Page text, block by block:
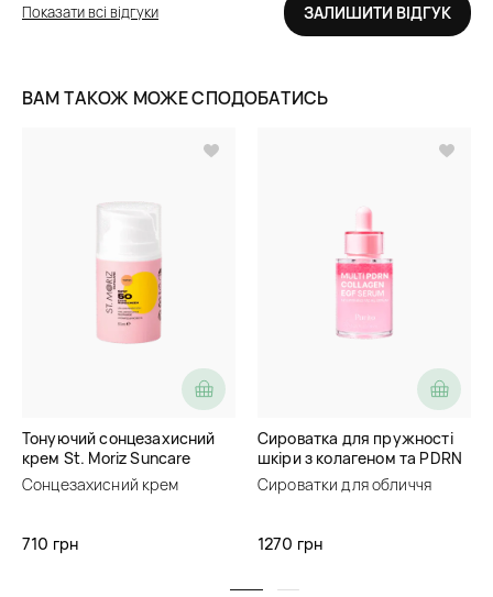
Показати всі відгуки ЗАЛИШИТИ ВІДГУК
ВАМ ТАКОЖ МОЖЕ СПОДОБАТИСЬ
Тонуючий сонцезахисний
крем St. Moriz Suncare
SPF50 Tinded Face
Sunscreen
Сонцезахисний крем
710 грн
Сироватка для пружності
шкіри з колагеном та PDRN
Purito Multi PDRN Collagen
EGF Serum
Сироватки для обличчя
1270 грн